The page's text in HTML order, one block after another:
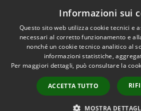
Meccanismo di Feedback
Accessibilità
Informazioni sui
Questo sito web utilizza cookie tecnici e
necessari al corretto funzionamento e
nonché un cookie tecnico analitico al
informazioni statistiche,
Per maggiori dettagli, può consultare la
ACCETTA TUTTO
MOSTRA